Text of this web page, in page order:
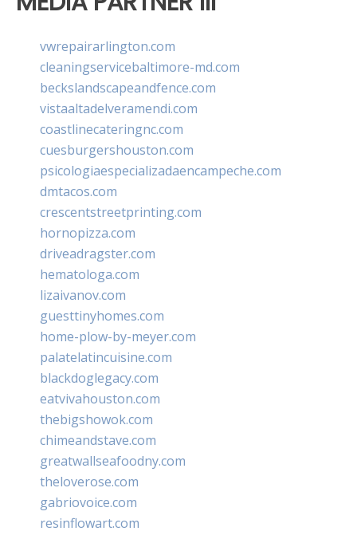
vwrepairarlington.com
cleaningservicebaltimore-md.com
beckslandscapeandfence.com
vistaaltadelveramendi.com
coastlinecateringnc.com
cuesburgershouston.com
psicologiaespecializadaencampeche.com
dmtacos.com
crescentstreetprinting.com
hornopizza.com
driveadragster.com
hematologa.com
lizaivanov.com
guesttinyhomes.com
home-plow-by-meyer.com
palatelatincuisine.com
blackdoglegacy.com
eatvivahouston.com
thebigshowok.com
chimeandstave.com
greatwallseafoodny.com
theloverose.com
gabriovoice.com
resinflowart.com